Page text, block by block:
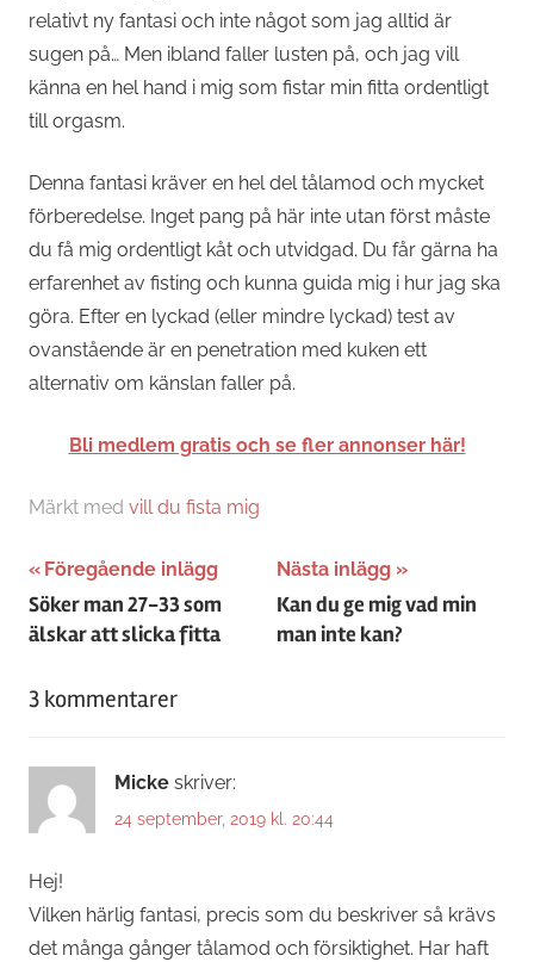
relativt ny fantasi och inte något som jag alltid är
sugen på… Men ibland faller lusten på, och jag vill
känna en hel hand i mig som fistar min fitta ordentligt
till orgasm.
Denna fantasi kräver en hel del tålamod och mycket
förberedelse. Inget pang på här inte utan först måste
du få mig ordentligt kåt och utvidgad. Du får gärna ha
erfarenhet av fisting och kunna guida mig i hur jag ska
göra. Efter en lyckad (eller mindre lyckad) test av
ovanstående är en penetration med kuken ett
alternativ om känslan faller på.
Bli medlem gratis och se fler annonser här!
Märkt med vill du fista mig
Inläggsnavigering
Föregående inlägg
Söker man 27-33 som
älskar att slicka fitta
Nästa inlägg
Kan du ge mig vad min
man inte kan?
3 kommentarer
Micke skriver:
24 september, 2019 kl. 20:44
Hej!
Vilken härlig fantasi, precis som du beskriver så krävs
det många gånger tålamod och försiktighet. Har haft